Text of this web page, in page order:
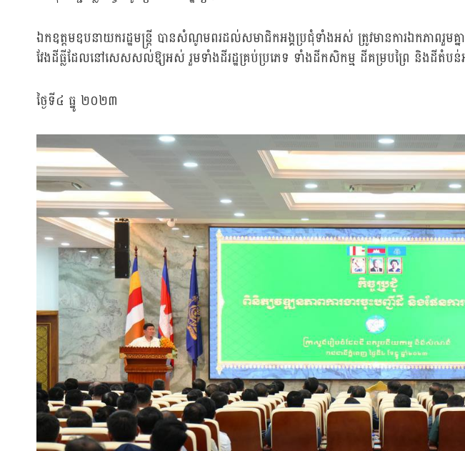
ឯកឧត្តមឧបនាយករដ្ឋមន្ត្រី បានសំណូមពរដល់សមាជិកអង្គប្រជុំទាំងអស់ ត្រូវមានការឯកភាពរួមគ្ន
វែងដីធ្លីដែលនៅសេសសល់ឱ្យអស់ រួមទាំងដីរដ្ឋគ្រប់ប្រភេទ ទាំងដីកសិកម្ម ដីគម្របព្រៃ និងដីតំបន់
ថ្ងៃទី៤ ធ្នូ ២០២៣